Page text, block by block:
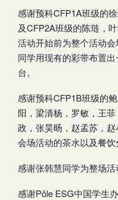
感谢预科CFP1A班级的
及CFP2A班级的陈琏，
活动开始前为整个活动
同学用现有的彩带布置
台。
感谢预科CFP1B班级的
阳，梁清杨，罗敏，王
政，张昊旸，赵孟苏，
会场活动的茶水以及餐饮
感谢张韩慧同学为整场活
感谢Pôle ESG中国学生